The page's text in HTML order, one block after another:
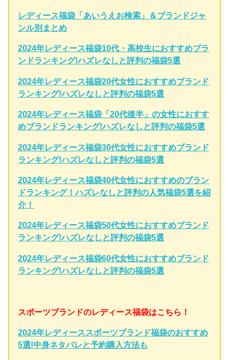
レディース福袋「あいうえお検索」＆ブランドジャ
ンル別まとめ
2024年レディース福袋10代・高校生におすすめブラ
ンドランキング!ハズレなしと評判の福袋5選
2024年レディース福袋20代女性におすすめブランド
ランキング!ハズレなしと評判の福袋5選
2024年レディース福袋「20代後半」の女性におすす
めブランドランキング!ハズレなしと評判の福袋5選
2024年レディース福袋30代女性におすすめブランド
ランキング!ハズレなしと評判の福袋5選
2024年レディース福袋40代女性におすすめのブラン
ドランキング！ハズレなしと評判の人気福袋5選を紹
介！
2024年レディース福袋50代女性におすすめブランド
ランキング!ハズレなしと評判の福袋5選
2024年レディース福袋60代女性におすすめブランド
ランキング!ハズレなしと評判の福袋5選
スポーツブランドのレディース福袋はこちら！
2024年レディーススポーツブランド福袋のおすすめ
5選!中身ネタバレと予約購入方法も